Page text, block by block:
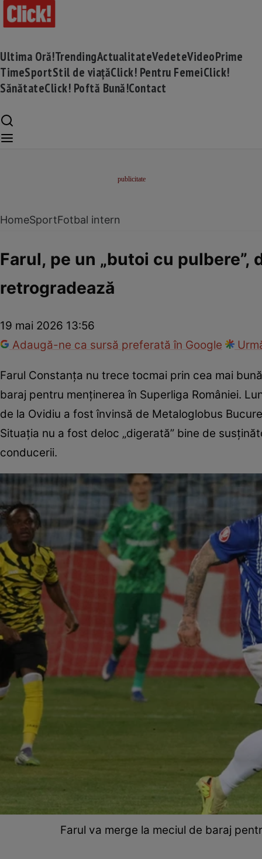
Ultima Oră!TrendingActualitateVedeteVideoPrime
TimeSportStil de viațăClick! Pentru FemeiClick!
SănătateClick! Poftă Bună!Contact
HomeSportFotbal intern
Farul, pe un „butoi cu pulbere”,
retrogradează
19 mai 2026 13:56
Adaugă-ne ca sursă preferată în Google
Farul Constanța nu trece tocmai prin cea mai
baraj pentru menținerea în Superliga României.
de la Ovidiu a fost învinsă de Metaloglobus
Situația nu a fost deloc „digerată” bine de
conducerii.
Farul va merge la meciul de baraj